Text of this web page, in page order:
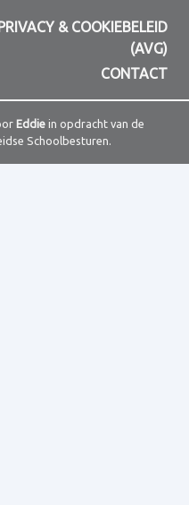
& COOKIEBELEID
(AVG)
CONTACT
Eddiein opdracht van de
Schoolbesturen.